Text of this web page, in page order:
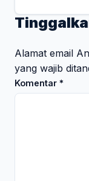
Alamat email
yang wajib
Komentar *